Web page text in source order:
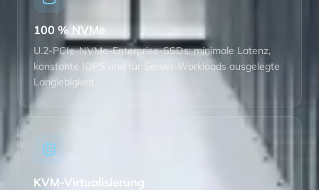
100 % NVMe
U.2-PCIe-NVMe-Enterprise-SSDs: minimale Latenz,
konstante IOPS und für Server-Workloads ausgelegte
Langlebigkeit.
KVM-Virtualisierung